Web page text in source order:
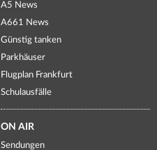
A5 News
A661 News
Günstig tanken
Parkhäuser
Flugplan Frankfurt
Schulausfälle
ON AIR
Sendungen